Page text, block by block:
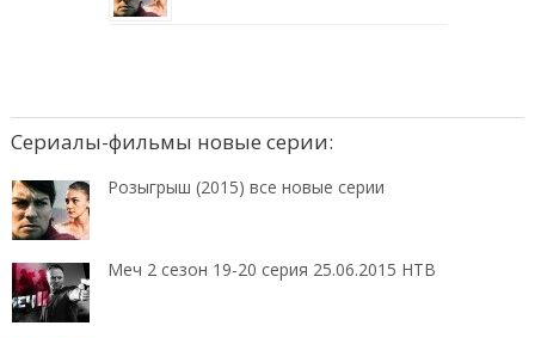
Сериалы-фильмы новые серии:
Розыгрыш (2015) все новые серии
Меч 2 сезон 19-20 серия 25.06.2015 НТВ